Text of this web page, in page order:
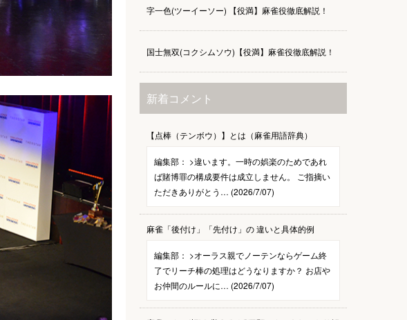
字一色(ツーイーソー) 【役満】麻雀役徹底解説！
国士無双(コクシムソウ)【役満】麻雀役徹底解説！
新着コメント
【点棒（テンボウ）】とは（麻雀用語辞典）
編集部： >違います。一時の娯楽のためであれ
ば賭博罪の構成要件は成立しません。 ご指摘い
ただきありがとう… (2026/7/07)
麻雀「後付け」「先付け」の 違いと具体的例
編集部： >オーラス親でノーテンならゲーム終
了でリーチ棒の処理はどうなりますか？ お店や
お仲間のルールに… (2026/7/07)